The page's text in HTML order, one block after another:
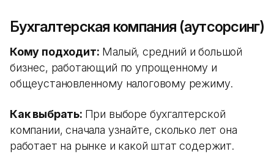
Бухгалтерская компания (аутсорсинг)
Кому подходит: Малый, средний и большой
бизнес, работающий по упрощенному и
общеустановленному налоговому режиму.
Как выбрать: При выборе бухгалтерской
компании, сначала узнайте, сколько лет она
работает на рынке и какой штат содержит.